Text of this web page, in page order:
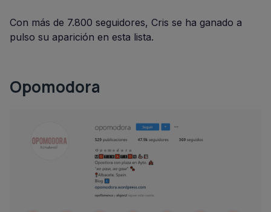
Con más de 7.800 seguidores, Cris se ha ganado a
pulso su aparición en esta lista.
Opomodora